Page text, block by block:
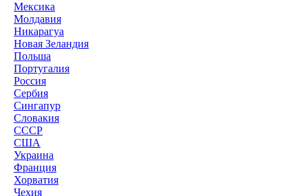
Мексика
Молдавия
Никарагуа
Новая Зеландия
Польша
Португалия
Россия
Сербия
Сингапур
Словакия
СССР
США
Украина
Франция
Хорватия
Чехия